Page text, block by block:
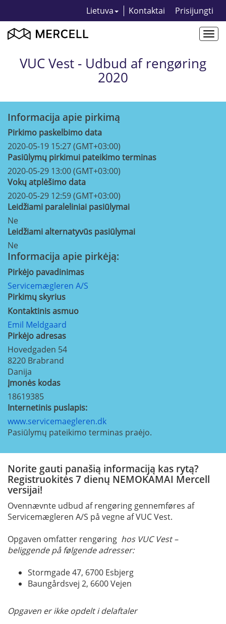
Lietuva Kontaktai Prisijungti
VUC Vest - Udbud af rengøring
2020
Informacija apie pirkimą
Pirkimo paskelbimo data
2020-05-19 15:27 (GMT+03:00)
Pasiūlymų pirkimui pateikimo terminas
2020-05-29 13:00 (GMT+03:00)
Vokų atplėšimo data
2020-05-29 12:59 (GMT+03:00)
Leidžiami paraleliniai pasiūlymai
Ne
Leidžiami alternatyvūs pasiūlymai
Ne
Informacija apie pirkėją:
Pirkėjo pavadinimas
Servicemægleren A/S
Pirkimų skyrius
Kontaktinis asmuo
Emil Meldgaard
Pirkėjo adresas
Hovedgaden 54
8220 Brabrand
Danija
Įmonės kodas
18619385
Internetinis puslapis:
www.servicemaegleren.dk
Pasiūlymų pateikimo terminas praėjo.
Norite gauti panašią informaciją kas rytą?
Registruokitės 7 dienų NEMOKAMAI Mercell
versijai!
Ovennævnte udbud af rengøring gennemføres af
Servicemægleren A/S på vegne af VUC Vest.
Opgaven omfatter rengøring hos VUC Vest –
beliggende på følgende adresser:
Stormgade 47, 6700 Esbjerg
Baungårdsvej 2, 6600 Vejen
Opgaven er ikke opdelt i delaftaler